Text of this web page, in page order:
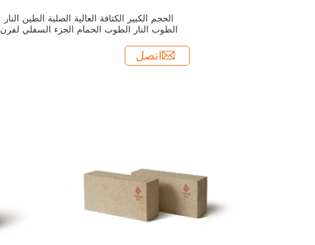
الحجم الكبير الكثافة العالية الصلبة الطين النار
الطوب النار الطوب الحمام الجزء السفلي لفرن
اتصل